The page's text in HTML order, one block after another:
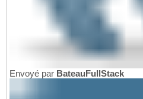
Envoyé par BateauFullStack